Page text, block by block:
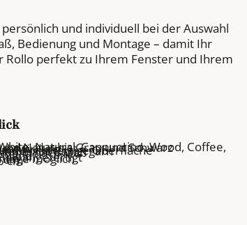
und individuell bei der Auswahl
Bedienung und Montage – damit Ihr
Rollo perfekt zu Ihrem Fenster und Ihrem
nach Maß
aus Papiergarn
hochwertige Oberfläche
Natur bis Grau und Schwarz
Natural, Cappuccino, Wood, Coffee,
cm
cm möglich
angefertigt